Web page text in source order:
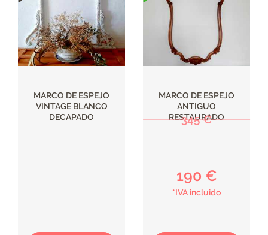
MARCO DE ESPEJO
VINTAGE BLANCO
DECAPADO
MARCO DE ESPEJO
ANTIGUO
RESTAURADO
345 €
190 €
*IVA incluido